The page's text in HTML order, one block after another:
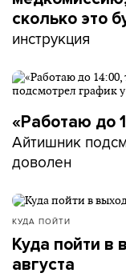
сколько это
инструкция
«Работаю до
Айтишник
доволен
КУДА ПОЙТИ
Куда пойти в
августа